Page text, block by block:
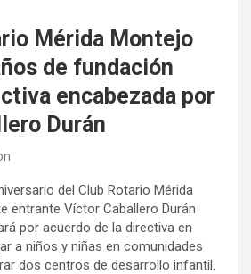
Mérida Montejo
de fundación
encabezada por
Durán
del Club Rotario Mérida
entrante Víctor Caballero Durán
por acuerdo de la directiva en
a niños y niñas en comunidades
dos centros de desarrollo infantil.